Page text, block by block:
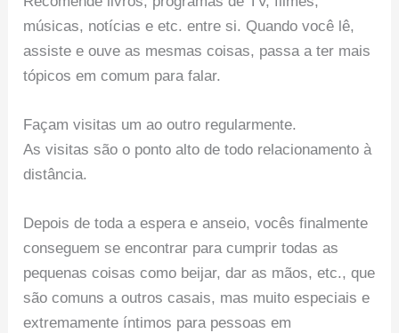
músicas, notícias e etc. entre si. Quando você lê,
assiste e ouve as mesmas coisas, passa a ter mais
tópicos em comum para falar.
Façam visitas um ao outro regularmente.
As visitas são o ponto alto de todo relacionamento à
distância.
Depois de toda a espera e anseio, vocês finalmente
conseguem se encontrar para cumprir todas as
pequenas coisas como beijar, dar as mãos, etc., que
são comuns a outros casais, mas muito especiais e
extremamente íntimos para pessoas em